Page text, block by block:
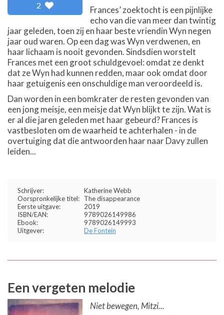
2
Frances’ zoektocht is een pijnlijke
echo van die van meer dan twintig
jaar geleden, toen zij en haar beste vriendin Wyn negen
jaar oud waren. Op een dag was Wyn verdwenen, en
haar lichaam is nooit gevonden. Sindsdien worstelt
Frances met een groot schuldgevoel: omdat ze denkt
dat ze Wyn had kunnen redden, maar ook omdat door
haar getuigenis een onschuldige man veroordeeld is.
Dan worden in een bomkrater de resten gevonden van
een jong meisje, een meisje dat Wyn blijkt te zijn. Wat is
er al die jaren geleden met haar gebeurd? Frances is
vastbesloten om de waarheid te achterhalen - in de
overtuiging dat die antwoorden haar naar Davy zullen
leiden...
Schrijver:
Katherine Webb
Oorspronkelijke titel:
The disappearance
Eerste uitgave:
2019
ISBN/EAN:
9789026149986
Ebook:
9789026149993
Uitgever:
De Fontein
Een vergeten melodie
Niet bewegen, Mitzi...